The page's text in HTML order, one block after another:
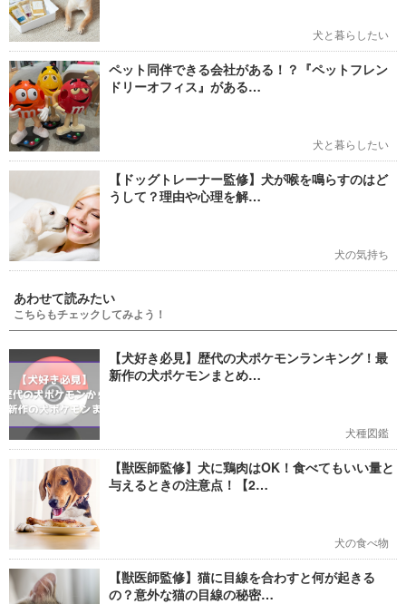
犬と暮らしたい
ペット同伴できる会社がある！？『ペットフレン
ドリーオフィス』がある…
犬と暮らしたい
【ドッグトレーナー監修】犬が喉を鳴らすのはど
うして？理由や心理を解…
犬の気持ち
あわせて読みたい
こちらもチェックしてみよう！
【犬好き必見】歴代の犬ポケモンランキング！最
新作の犬ポケモンまとめ…
犬種図鑑
【獣医師監修】犬に鶏肉はOK！食べてもいい量と
与えるときの注意点！【2…
犬の食べ物
【獣医師監修】猫に目線を合わすと何が起きる
の？意外な猫の目線の秘密…